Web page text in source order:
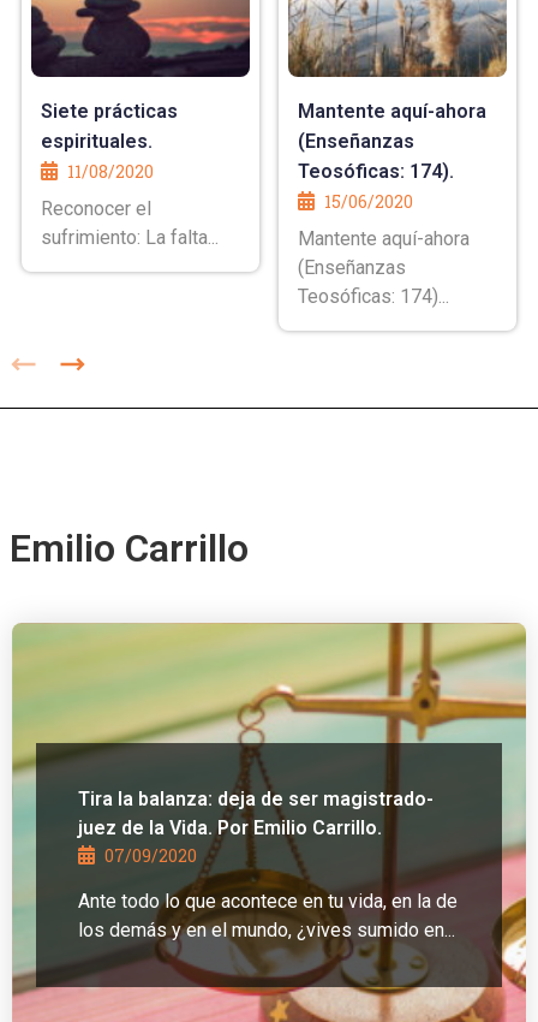
Siete prácticas
espirituales.
11/08/2020
Reconocer el
sufrimiento: La falta...
Mantente aquí-ahora
(Enseñanzas
Teosóficas: 174).
15/06/2020
Mantente aquí-ahora
(Enseñanzas
Teosóficas: 174)...
Emilio Carrillo
Tira la balanza: deja de ser magistrado-
juez de la Vida. Por Emilio Carrillo.
07/09/2020
Ante todo lo que acontece en tu vida, en la de
los demás y en el mundo, ¿vives sumido en...